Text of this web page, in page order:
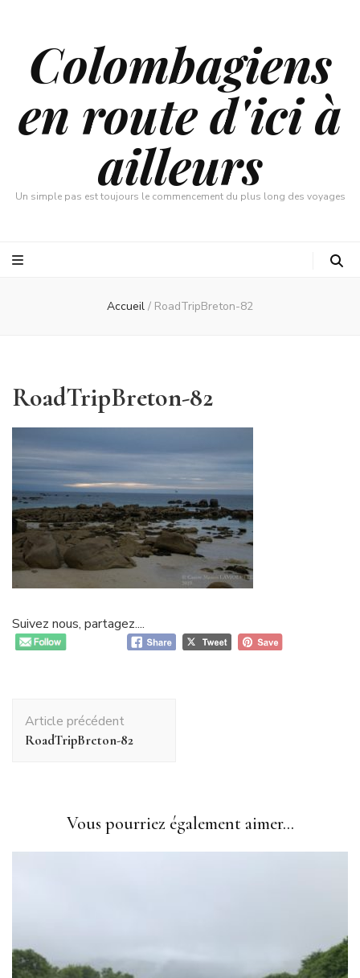
Colombagiens
en route d'ici à
ailleurs
Un simple pas est toujours le commencement du plus long des voyages
Accueil / RoadTripBreton-82
RoadTripBreton-82
Suivez nous, partagez....
d'article
Article précédent
RoadTripBreton-82
Vous pourriez également aimer...